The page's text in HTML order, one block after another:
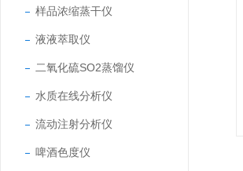
样品浓缩蒸干仪
液液萃取仪
二氧化硫SO2蒸馏仪
水质在线分析仪
流动注射分析仪
啤酒色度仪